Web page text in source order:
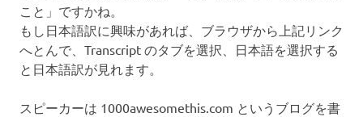
こと」ですかね。
もし日本語訳に興味があれば、ブラウザから上記リンク
へとんで、Transcript のタブを選択、日本語を選択する
と日本語訳が見れます。
スピーカーは 1000awesomethis.com というブログを書